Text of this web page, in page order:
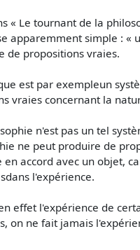
« Le tournant de la
apparemment simple : «
de propositions vraies.
est par exempleun
vraies concernant la
n'est pas un tel
ne peut produire de
en accord avec un objet,
l'expérience.
effet l'expérience de
on ne fait jamais